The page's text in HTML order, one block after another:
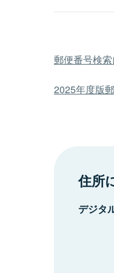
郵便番号検
2025年度版
住所
デジタ